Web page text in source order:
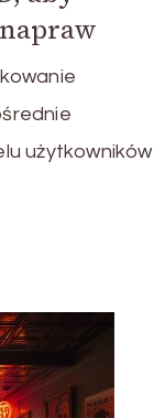
użytkowników